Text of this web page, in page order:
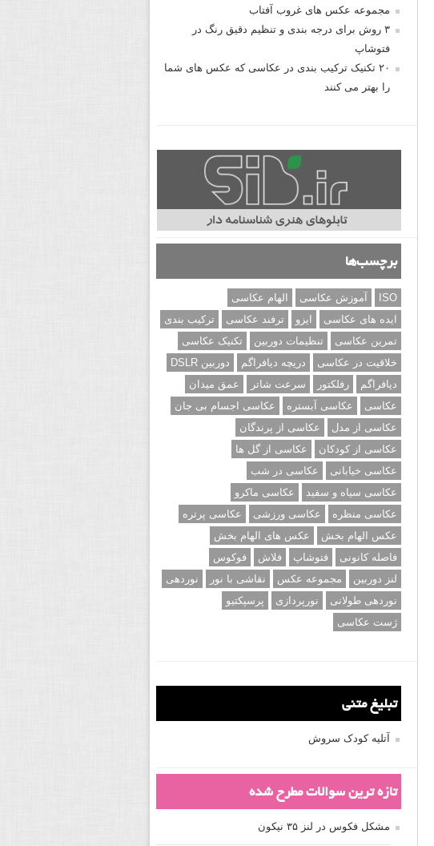
مجموعه عکس های غروب آفتاب
۳ روش برای درجه بندی و تنظیم دقیق رنگ در
فتوشاپ
۲۰ تکنیک ترکیب بندی در عکاسی که عکس های شما
را بهتر می کنند
برچسب‌ها
ISO آموزش عکاسی
الهام عکاسی
ایده های عکاسی
ایزو ترفند عکاسی
ترکیب بندی
تمرین عکاسی
تنظیمات دوربین
تکنیک عکاسی
خلاقیت در عکاسی
دریچه دیافراگم
دوربین DSLR
دیافراگم
رفلکتور سرعت شاتر
عمق میدان
عکاسی
عکاسی آبستره
عکاسی اجسام بی جان
عکاسی از مدل
عکاسی از پرندگان
عکاسی از کودکان
عکاسی از گل ها
عکاسی خیابانی
عکاسی در شب
عکاسی سیاه و سفید
عکاسی ماکرو
عکاسی منظره
عکاسی ورزشی
عکاسی پرتره
عکس الهام بخش
عکس های الهام بخش
فاصله کانونی
فتوشاپ فلاش
فوکوس
لنز دوربین
مجموعه عکس نقاشی با نور
نوردهی
نوردهی طولانی
نورپردازی
پرسپکتیو
ژست عکاسی
تبلیغ متنی
آتلیه کودک سروش
تازه ترین سوالات مطرح شده
مشکل فکوس در لنز ۳۵ نیکون